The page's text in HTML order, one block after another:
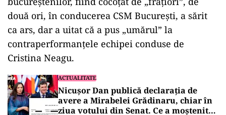
25.000.000 de euro dezastrul handbalului
feminin de la CSM București